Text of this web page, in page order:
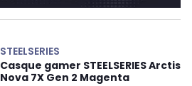
STEELSERIES
Casque gamer STEELSERIES Arctis
Nova 7X Gen 2 Magenta